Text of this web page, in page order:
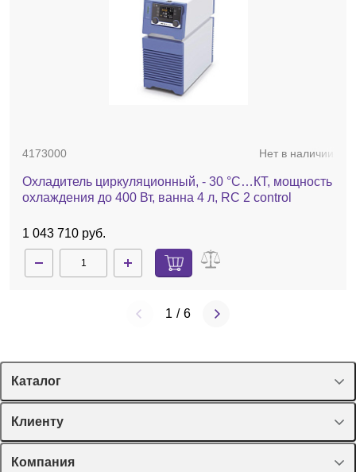
4173000 Нет в наличии
Охладитель циркуляционный, - 30 °C…КТ, мощность
охлаждения до 400 Вт, ванна 4 л, RC 2 control
1 043 710 руб.
1 / 6
Каталог
Спецпредложения
Оборудование, приборы
Пластик, стекло, принадлежности
Клиенту
Лекторий Диаэм
Компания